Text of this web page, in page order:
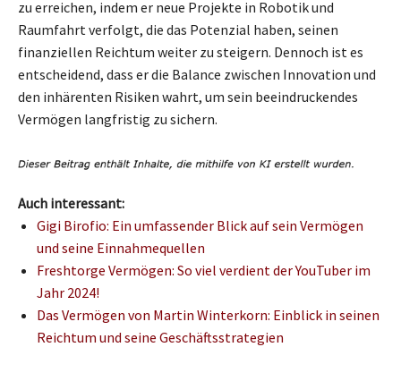
zu erreichen, indem er neue Projekte in Robotik und
Raumfahrt verfolgt, die das Potenzial haben, seinen
finanziellen Reichtum weiter zu steigern. Dennoch ist es
entscheidend, dass er die Balance zwischen Innovation und
den inhärenten Risiken wahrt, um sein beeindruckendes
Vermögen langfristig zu sichern.
Auch interessant:
Gigi Birofio: Ein umfassender Blick auf sein Vermögen
und seine Einnahmequellen
Freshtorge Vermögen: So viel verdient der YouTuber im
Jahr 2024!
Das Vermögen von Martin Winterkorn: Einblick in seinen
Reichtum und seine Geschäftsstrategien